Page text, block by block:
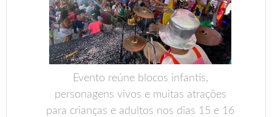
Evento reúne blocos infantis,
personagens vivos e muitas atrações
para crianças e adultos nos dias 15 e 16